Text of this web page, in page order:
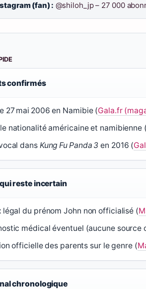
(fan) : @shiloh_jp – 27 000
confirmés
27 mai 2006 en Namibie (Gala.fr
nationalité américaine et namibienne
dans Kung Fu Panda 3 en 2016 (
reste incertain
légal du prénom John non officialisé (
médical éventuel (aucune source
officielle des parents sur le genre (
chronologique